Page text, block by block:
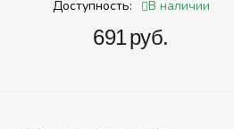
знаками действий)
Доступность: В наличии
‍691‍руб.